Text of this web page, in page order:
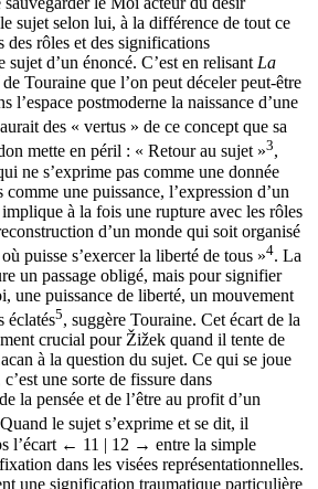
sujet selon lui, à la différence de tout ce
des rôles et des significations
sujet d’un énoncé. C’est en relisant La
de Touraine que l’on peut déceler peut-être
l’espace postmoderne la naissance d’une
des « vertus » de ce concept que sa
mette en péril : « Retour au sujet »3,
ne s’exprime pas comme une donnée
une puissance, l’expression d’un
à la fois une rupture avec les rôles
d’un monde qui soit organisé
puisse s’exercer la liberté de tous »4. La
un passage obligé, mais pour signifier
une puissance de liberté, un mouvement
éclatés5, suggère Touraine. Cet écart de la
crucial pour Žižek quand il tente de
à la question du sujet. Ce qui se joue
une sorte de fissure dans
la pensée et de l’être au profit d’un
le sujet s’exprime et se dit, il
l’écart ← 11 | 12 → entre la simple
dans les visées représentationnelles.
une signification traumatique particulière